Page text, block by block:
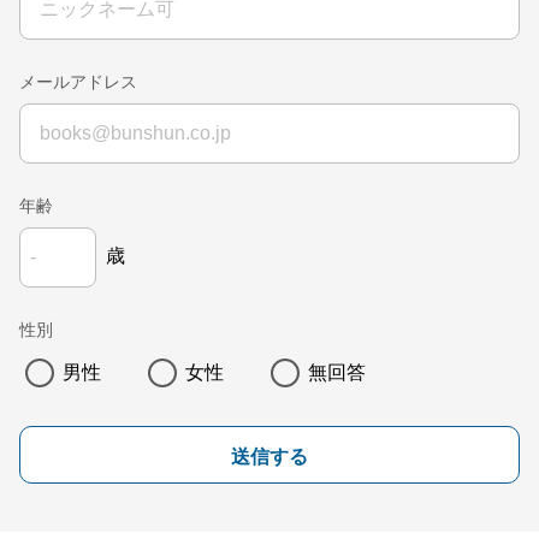
メールアドレス
年齢
歳
性別
男性 女性 無回答
送信する